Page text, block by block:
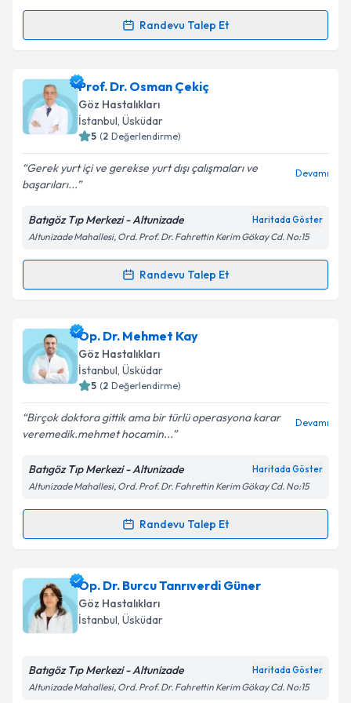
Kişisel verilerimin işlenmesine ilişkin
Metni'ni okudum ve kişisel verilerimin belirtilen
Takvim Talebini Gönder
Randevu Talep Et
Randevu Takvimi Talebi
Op. Dr. Ozan Sonbahariçin randevu takvimi talebi
oluşturun. Size bu uzmandan randevu almanız için bir
takvim hazırlandığında e-posta ile bilgilendireceğiz.
Kişisel verilerimin işlenmesine ilişkin
Aydınlatma
Metni'ni okudum ve kişisel verilerimin belirtilen
kapsamda işlenmesini kabul ediyorum.
Prof. Dr. Osman Çekiç
Göz Hastalıkları
İstanbul, Üsküdar
5 (2 Değerlendirme)
Gerek yurt içi ve gerekse yurt dışı çalışmaları ve
başarıları...
Devamı
Batıgöz Tıp Merkezi - Altunizade Haritada Göster
Altunizade Mahallesi, Ord. Prof. Dr. Fahrettin Kerim Gökay Cd. No:15
Randevu Talep Et
Randevu Takvimi Talebi
Prof. Dr. Osman Çekiç için randevu takvimi talebi
oluşturun. Size bu uzmandan randevu almanız için bir
takvim hazırlandığında e-posta ile bilgilendireceğiz.
Kişisel verilerimin işlenmesine ilişkin
Aydınlatma
Metni'ni okudum ve kişisel verilerimin belirtilen
kapsamda işlenmesini kabul ediyorum.
Op. Dr. Mehmet Kay
Göz Hastalıkları
İstanbul, Üsküdar
5 (2 Değerlendirme)
Birçok doktora gittik ama bir türlü operasyona karar
veremedik.mehmet hocamin...
Devamı
Batıgöz Tıp Merkezi - Altunizade Haritada Göster
Altunizade Mahallesi, Ord. Prof. Dr. Fahrettin Kerim Gökay Cd. No:15
Randevu Talep Et
Randevu Takvimi Talebi
Op. Dr. Mehmet Kayiçin randevu takvimi talebi
oluşturun. Size bu uzmandan randevu almanız için bir
takvim hazırlandığında e-posta ile bilgilendireceğiz.
Op. Dr. Burcu Tanrıverdi Güner
Göz Hastalıkları
İstanbul, Üsküdar
Batıgöz Tıp Merkezi - Altunizade Haritada Göster
Altunizade Mahallesi, Ord. Prof. Dr. Fahrettin Kerim Gökay Cd. No:15